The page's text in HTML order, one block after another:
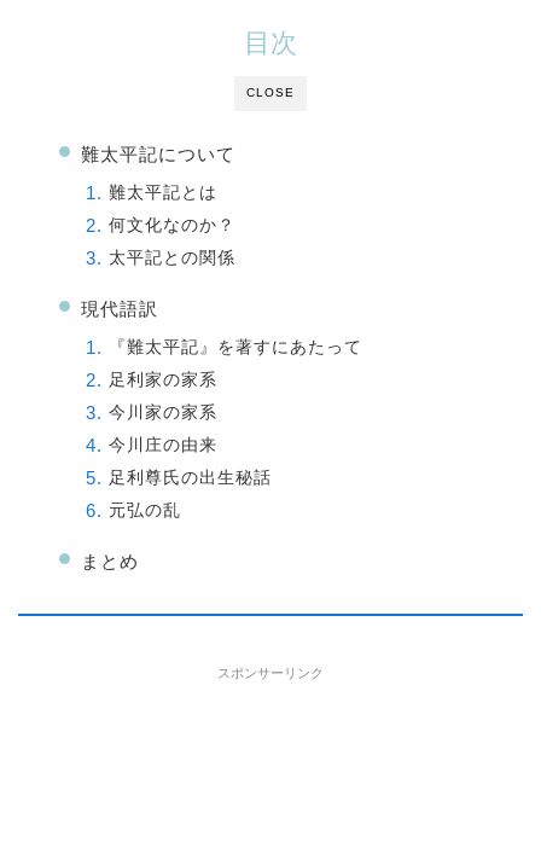
CLOSE
目次
難太平記について
難太平記とは
何文化なのか？
太平記との関係
現代語訳
『難太平記』を著すにあたって
足利家の家系
今川家の家系
今川庄の由来
足利尊氏の出生秘話
元弘の乱
まとめ
スポンサーリンク